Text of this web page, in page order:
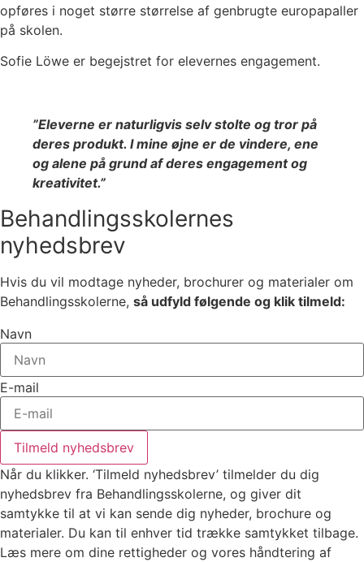
opføres i noget større størrelse af genbrugte europapaller
på skolen.
Sofie Löwe er begejstret for elevernes engagement.
”Eleverne er naturligvis selv stolte og tror på
deres produkt. I mine øjne er de vindere, ene
og alene på grund af deres engagement og
kreativitet.”
Behandlingsskolernes
nyhedsbrev
Hvis du vil modtage nyheder, brochurer og materialer om
Behandlingsskolerne, så udfyld følgende og klik tilmeld:
Navn
E-mail
Tilmeld nyhedsbrev
Når du klikker. ‘Tilmeld nyhedsbrev’ tilmelder du dig
nyhedsbrev fra Behandlingsskolerne, og giver dit
samtykke til at vi kan sende dig nyheder, brochure og
materialer. Du kan til enhver tid trække samtykket tilbage.
Læs mere om dine rettigheder og vores håndtering af